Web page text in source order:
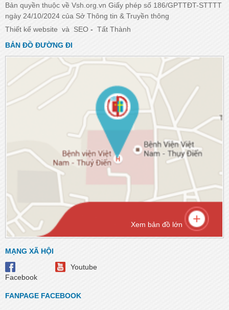
Bản quyền thuộc về Vsh.org.vn Giấy phép số 186/GPTTĐT-STTTT
ngày 24/10/2024 của Sở Thông tin & Truyền thông
Thiết kế website và SEO - Tất Thành
BẢN ĐỒ ĐƯỜNG ĐI
Xem bản đồ lớn
MẠNG XÃ HỘI
Facebook
Youtube
FANPAGE FACEBOOK